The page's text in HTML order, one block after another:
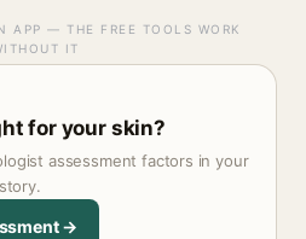
APP — THE FREE TOOLS WORK
IT
for your skin?
assessment factors in your
→